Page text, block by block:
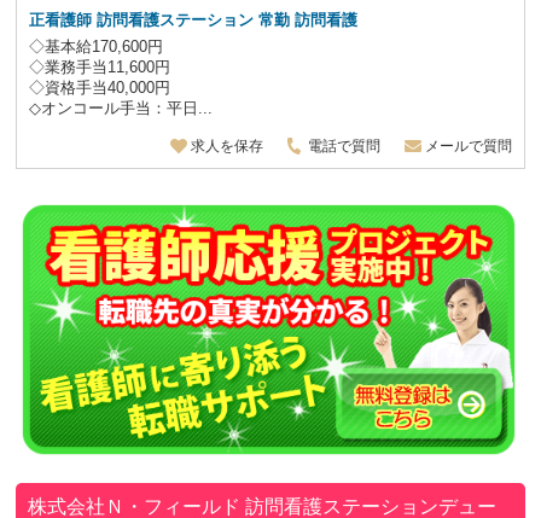
正看護師訪問看護ステーション 常勤 訪問看護
◇基本給170,600円
◇業務手当11,600円
◇資格手当40,000円
◇オンコール手当：平日...
求人を保存 電話で質問 メールで質問
株式会社Ｎ・フィールド訪問看護ステーションデュー